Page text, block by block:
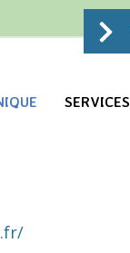
SERVICES